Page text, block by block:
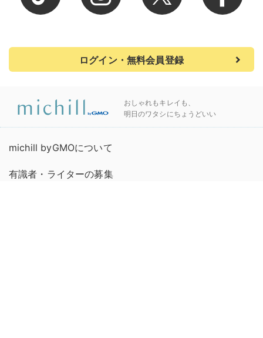
ログイン・無料会員登録
おしゃれもキレイも、
明日のワタシにちょうどいい
michill byGMOについて
有識者・ライターの募集